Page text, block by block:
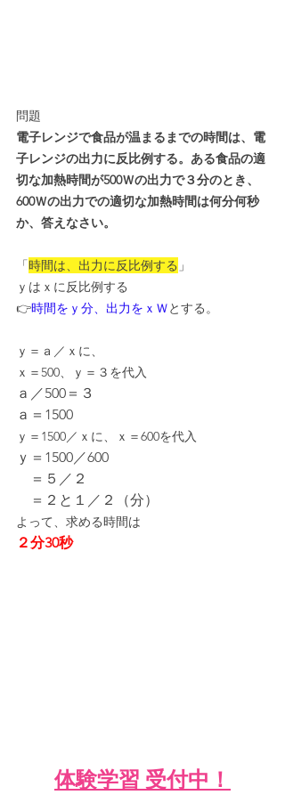
問題
電子レンジで食品が温まるまでの時間は、電
子レンジの出力に反比例する。ある食品の適
切な加熱時間が500Ｗの出力で３分のとき、
600Ｗの出力での適切な加熱時間は何分何秒
か、答えなさい。
「時間は、出力に反比例する 」
ｙはｘに反比例する
👉時間をｙ分、出力をｘＷとする。
ｙ＝ａ／ｘに、
ｘ＝500、ｙ＝３を代入
ａ／500＝３
ａ＝1500
ｙ＝1500／ｘに、ｘ＝600を代入
ｙ＝1500／600
＝５／２
＝２と１／２（分）
よって、求める時間は
２分30秒
体験学習 受付中！